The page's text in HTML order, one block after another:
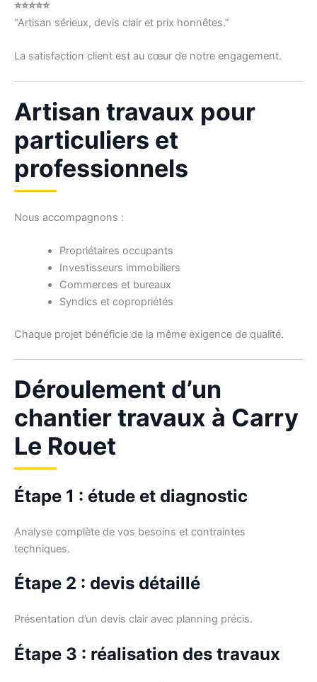
⭐⭐⭐⭐⭐
“Artisan sérieux, devis clair et prix honnêtes.”
La satisfaction client est au cœur de notre engagement.
Artisan travaux pour
particuliers et
professionnels
Nous accompagnons :
Propriétaires occupants
Investisseurs immobiliers
Commerces et bureaux
Syndics et copropriétés
Chaque projet bénéficie de la même exigence de qualité.
Déroulement d’un
chantier travaux à Carry
Le Rouet
Étape 1 : étude et diagnostic
Analyse complète de vos besoins et contraintes
techniques.
Étape 2 : devis détaillé
Présentation d’un devis clair avec planning précis.
Étape 3 : réalisation des travaux